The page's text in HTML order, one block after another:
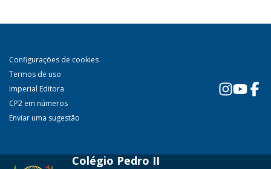
Configurações de cookies
Termos de uso
Imperial Editora
CP2 em números
Enviar uma sugestão
Colégio Pedro II